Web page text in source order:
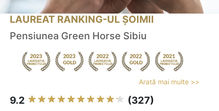
LAUREAT RANKING-UL ȘOIMII
Pensiunea Green Horse Sibiu
Arată mai multe >>
9.2 (327)